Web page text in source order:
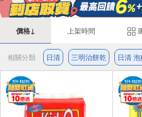
價格↓ 上架時間
相關分類 日清 三明治餅乾 日清